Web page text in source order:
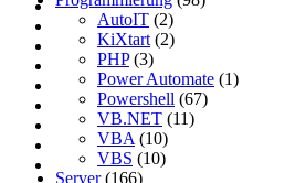
AutoIT (2)
KiXtart (2)
PHP(3)
Power Automate (1)
Powershell (67)
VB.NET (11)
VBA (10)
VBS (10)
Server(166)